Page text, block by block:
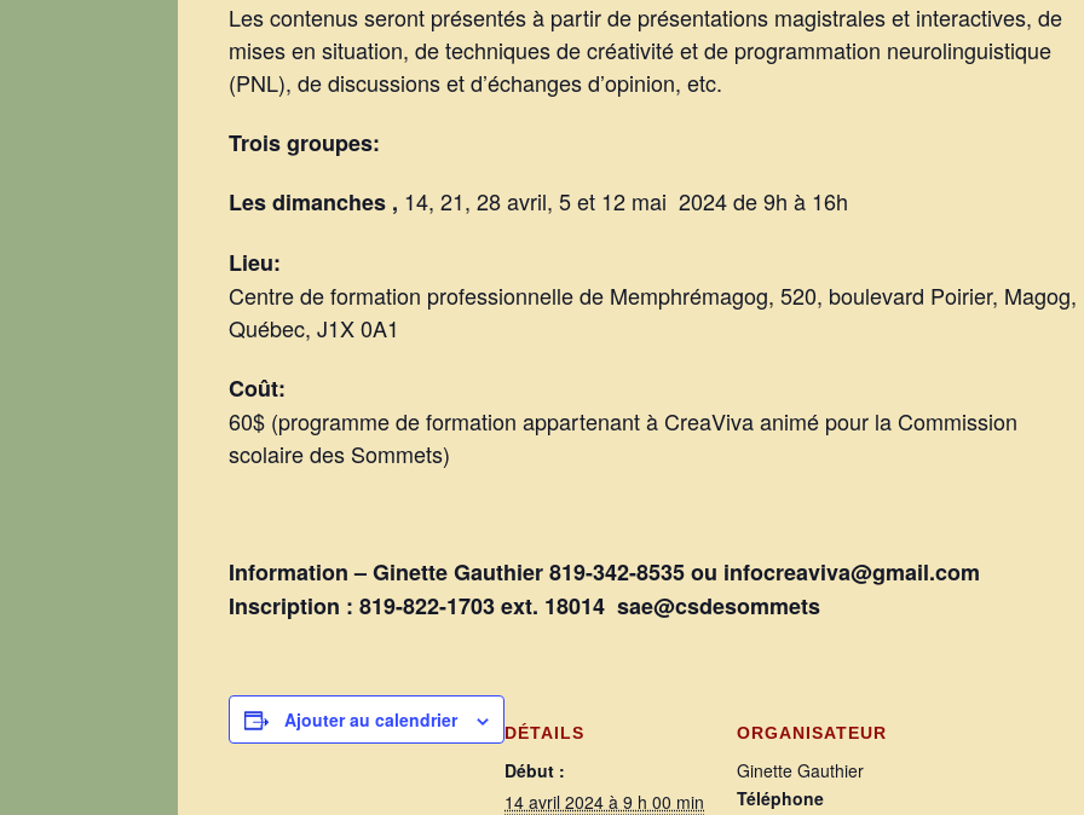
Les contenus seront présentés à partir de présentations magistrales et interactives, de
mises en situation, de techniques de créativité et de programmation neurolinguistique
(PNL), de discussions et d’échanges d’opinion, etc.
Trois groupes:
Les dimanches , 14, 21, 28 avril, 5 et 12 mai 2024 de 9h à 16h
Lieu:
Centre de formation professionnelle de Memphrémagog, 520, boulevard Poirier, Magog,
Québec, J1X 0A1
Coût:
60$ (programme de formation appartenant à CreaViva animé pour la Commission
scolaire des Sommets)
Information – Ginette Gauthier 819-342-8535 ou infocreaviva@gmail.com
Inscription : 819-822-1703 ext. 18014 sae@csdesommets
Ajouter au calendrier
DÉTAILS
Début :
14 avril 2024 à 9 h 00 min
ORGANISATEUR
Ginette Gauthier
Téléphone